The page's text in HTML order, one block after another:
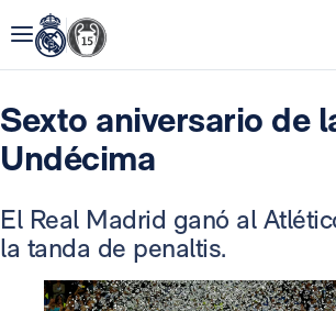
Sexto aniversario de
Undécima
El Real Madrid ganó al
la tanda de penaltis.